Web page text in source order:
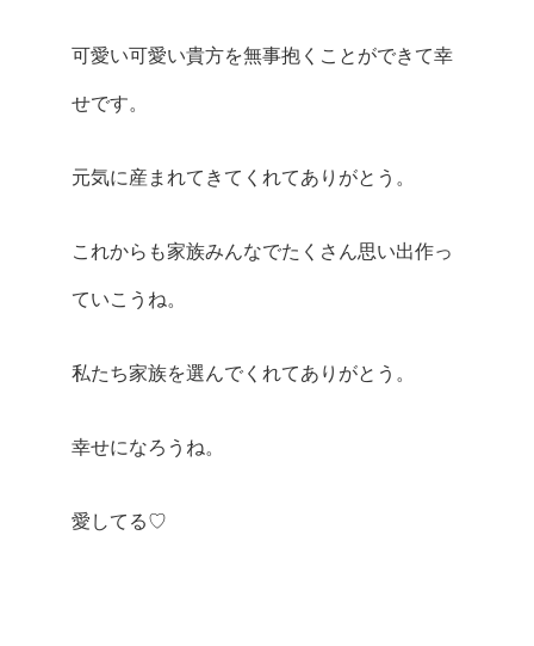
可愛い可愛い貴方を無事抱くことができて幸
せです。
元気に産まれてきてくれてありがとう。
これからも家族みんなでたくさん思い出作っ
ていこうね。
私たち家族を選んでくれてありがとう。
幸せになろうね。
愛してる♡